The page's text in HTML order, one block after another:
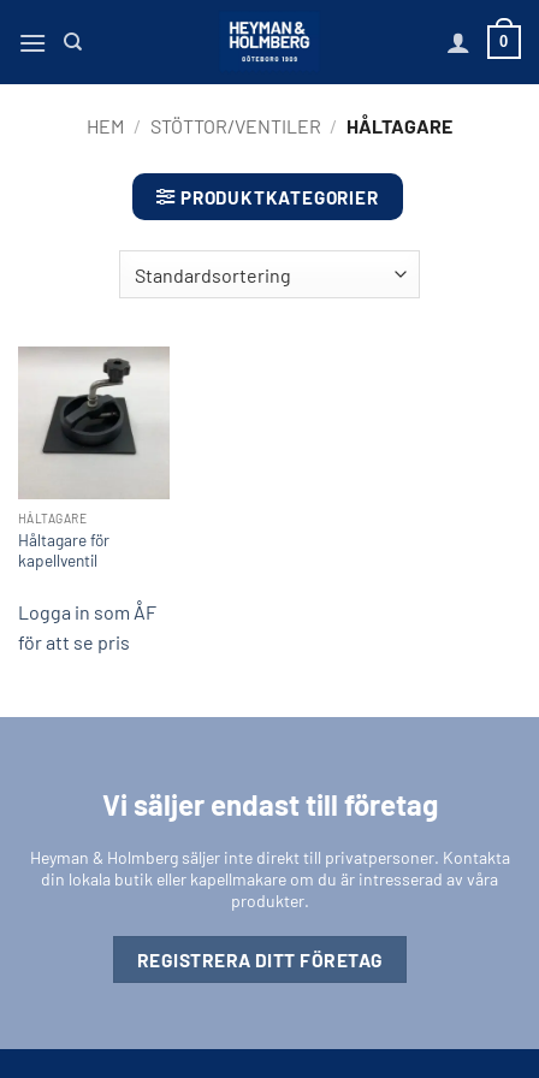
0
HEM / STÖTTOR/VENTILER / HÅLTAGARE
PRODUKTKATEGORIER
HÅLTAGARE
Håltagare för
kapellventil
Logga in som ÅF
för att se pris
Vi säljer endast till företag
Heyman & Holmberg säljer inte direkt till privatpersoner. Kontakta
din lokala butik eller kapellmakare om du är intresserad av våra
produkter.
REGISTRERA DITT FÖRETAG